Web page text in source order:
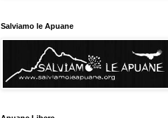
Salviamo le Apuane